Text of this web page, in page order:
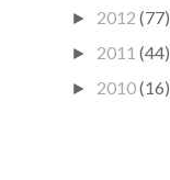
► 2012 (77)
► 2011 (44)
► 2010(16)